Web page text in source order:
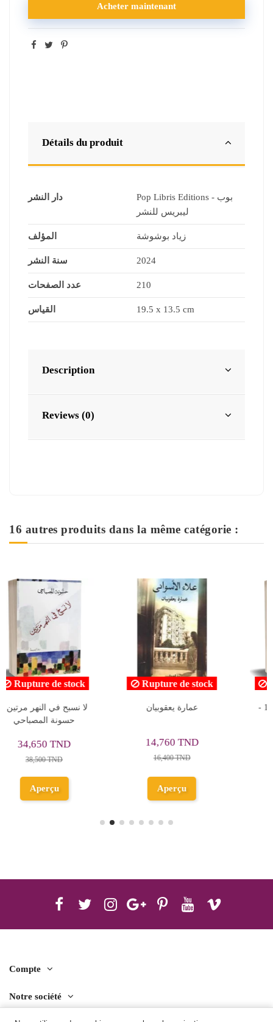
Acheter maintenant
Détails du produit
دار النشر
Pop Libris Editions - بوب
ليبريس للنشر
المؤلف زياد بوشوشة
سنة النشر 2024
عدد الصفحات 210
القياس 19.5 x 13.5 cm
Description
Reviews (0)
16 autres produits dans la même catégorie :
Rupture de stock
العروش و الجيوش ج1 -
محمد حسنين هيكل
Rupture de stock
الشيطان يحكم - مصطفى
Compte
Notre société